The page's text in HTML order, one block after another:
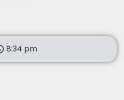
8:34 pm